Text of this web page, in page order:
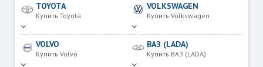
TOYOTA
Купить Toyota
VOLKSWAGEN
Купить Volkswagen
VOLVO
Купить Volvo
ВАЗ (LADA)
Купить ВАЗ (LADA)